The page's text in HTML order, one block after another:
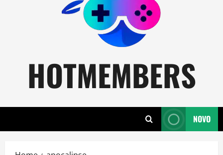
HOTMEMBERS
NOVO